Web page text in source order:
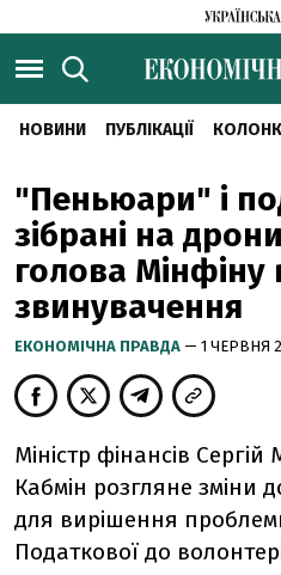
НОВИНИ ПУБЛІКАЦІЇ
"Пеньюари" і
зібрані на
голова Мінфіну
звинувачення
ЕКОНОМІЧНА ПРАВДА — 1 ЧЕРВНЯ
Міністр фінансів
Кабмін розгляне зміни
для вирішення
Податкової до